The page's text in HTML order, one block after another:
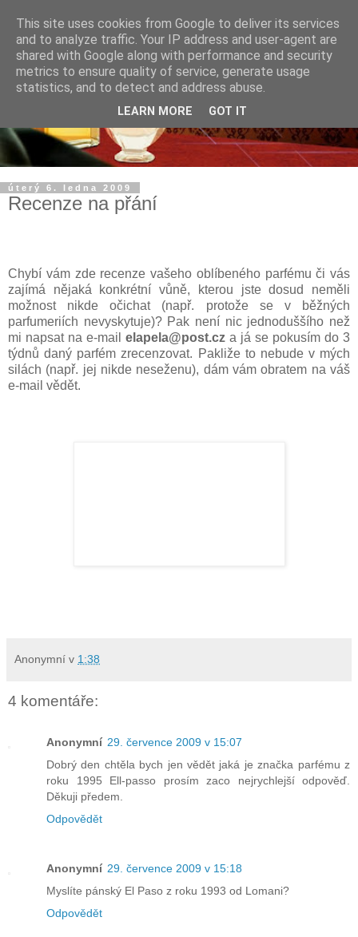
úterý 6. ledna 2009
Recenze na přání
Chybí vám zde recenze vašeho oblíbeného parfému či vás
zajímá nějaká konkrétní vůně, kterou jste dosud neměli
možnost nikde očichat (např. protože se v běžných
parfumeriích nevyskytuje)? Pak není nic jednoduššího než
mi napsat na e-mail elapela@post.cz a já se pokusím do 3
týdnů daný parfém zrecenzovat. Pakliže to nebude v mých
silách (např. jej nikde neseženu), dám vám obratem na váš
e-mail vědět.
Anonymní v 1:38
4 komentáře:
Anonymní 29. července 2009 v 15:07
Dobrý den chtěla bych jen vědět jaká je značka parfému z
roku 1995 Ell-passo prosím zaco nejrychlejší odpověď.
Děkuji předem.
Odpovědět
Anonymní 29. července 2009 v 15:18
Myslíte pánský El Paso z roku 1993 od Lomani?
Odpovědět
This site uses cookies from Google to deliver its services
and to analyze traffic. Your IP address and user-agent are
shared with Google along with performance and security
metrics to ensure quality of service, generate usage
statistics, and to detect and address abuse.
LEARN MORE GOT IT